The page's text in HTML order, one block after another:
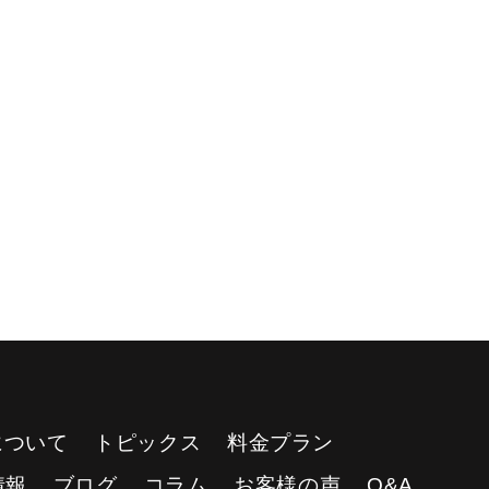
いて トピックス
料金プラン